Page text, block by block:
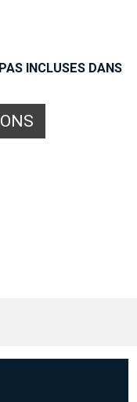
INCLUSES DANS